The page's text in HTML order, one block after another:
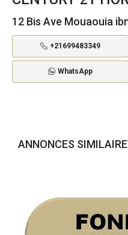
12 Bis Ave Mouaouia
+21699483349
WhatsApp
ANNONCES